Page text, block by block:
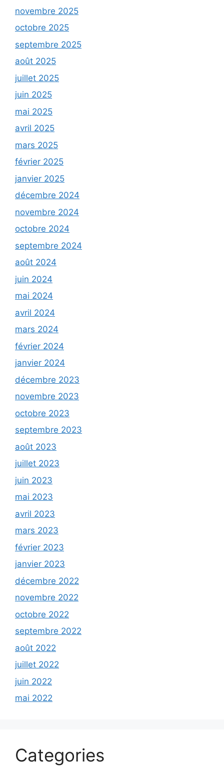
novembre 2025
octobre 2025
septembre 2025
août 2025
juillet 2025
juin 2025
mai 2025
avril 2025
mars 2025
février 2025
janvier 2025
décembre 2024
novembre 2024
octobre 2024
septembre 2024
août 2024
juin 2024
mai 2024
avril 2024
mars 2024
février 2024
janvier 2024
décembre 2023
novembre 2023
octobre 2023
septembre 2023
août 2023
juillet 2023
juin 2023
mai 2023
avril 2023
mars 2023
février 2023
janvier 2023
décembre 2022
novembre 2022
octobre 2022
septembre 2022
août 2022
juillet 2022
juin 2022
mai 2022
Categories